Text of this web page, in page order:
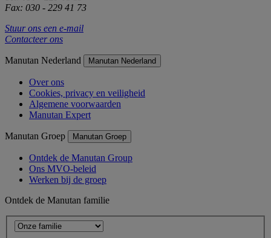
Fax: 030 - 229 41 73
Stuur ons een e-mail
Contacteer ons
Manutan Nederland Manutan Nederland
Over ons
Cookies, privacy en veiligheid
Algemene voorwaarden
Manutan Expert
Manutan Groep Manutan Groep
Ontdek de Manutan Group
Ons MVO-beleid
Werken bij de groep
Ontdek de Manutan familie